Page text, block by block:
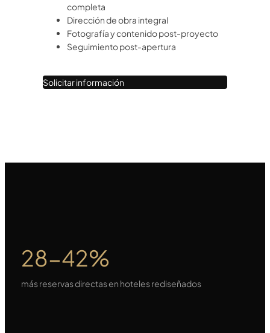
completa
Dirección de obra integral
Fotografía y contenido post-proyecto
Seguimiento post-apertura
Solicitar información
28-42%
más reservas directas en hoteles rediseñados